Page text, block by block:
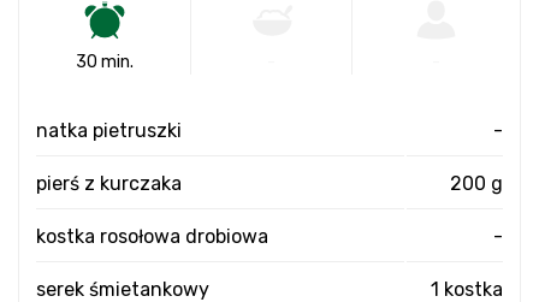
30 min.
natka pietruszki -
pierś z kurczaka 200 g
kostka rosołowa drobiowa -
serek śmietankowy 1 kostka